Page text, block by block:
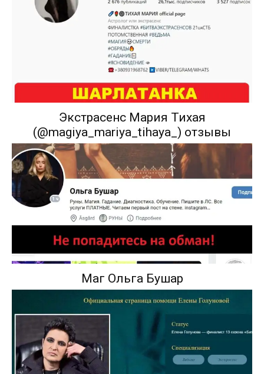
Экстрасенс Мария Тихая
(@magiya_mariya_tihaya_) отзывы
Маг Ольга Бушар